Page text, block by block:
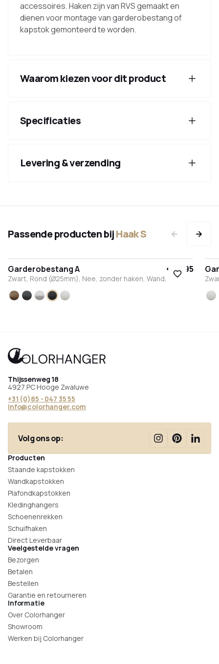
accessoires. Haken zijn van RVS gemaakt en
dienen voor montage van garderobestang of
kapstok gemonteerd te worden.
Waarom kiezen voor dit product
Specificaties
Levering & verzending
Passende producten bijHaak S
Garderobestang A € 49,95
Zwart, Rond (Ø25mm), Nee, zonder haken, Wand, Nee
BronsAntraciet
RVSZwart
Wit
Thijssenweg 18
4927 PC Hooge Zwaluwe
+31 (0)85 - 047 35 55
info@colorhanger.com
Volg ons op:
Producten
Staande kapstokken
Wandkapstokken
Plafondkapstokken
Kledinghangers
Schoenenrekken
Schuifhaken
Direct Leverbaar
Veelgestelde vragen
Bezorgen
Betalen
Bestellen
Garantie en retourneren
Informatie
Over Colorhanger
Showroom
Werken bij Colorhanger